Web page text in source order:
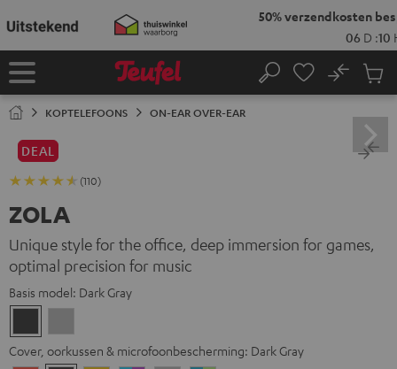
Home Zoeken
No
KOPTELEFOONS ON-EAR OVER-EAR
DEAL
(110)
ZOLA
Unique style for the office, deep immersion for games,
optimal precision for music
Basis model: Dark Gray
Gray
Cover, oorkussen & microfoonbescherming: Dark Gray